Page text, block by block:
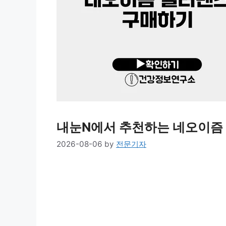
내눈N에서 추천하는 네오이
2026-08-06 by 전문기자